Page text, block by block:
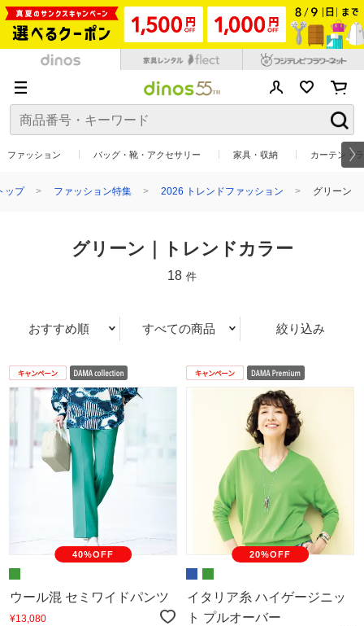
ファッション バッグ・靴・アクセサリー 家具・収納 カーテン・
ップ ファッション特集 2026 トレンドファッション グリーン
グリーン｜トレンドカラー
18 件
おすすめ順 すべての商品 絞り込み
40%OFF
ウール混 セミワイドパンツ
¥13,080
20%OFF
イタリア糸 ハイゲージニッ
ト プルオーバー